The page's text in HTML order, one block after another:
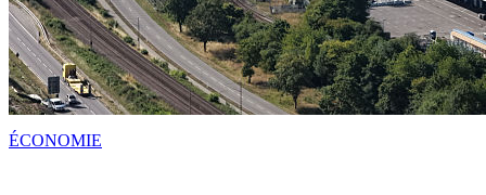
ÉCONOMIE